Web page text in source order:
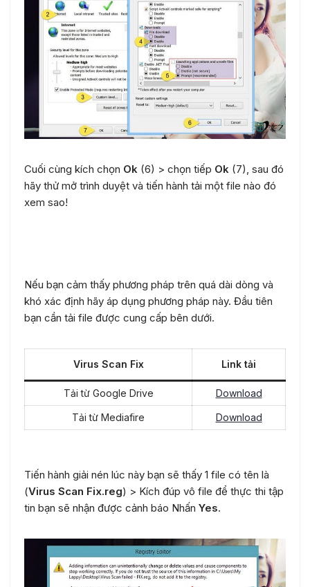
Cuối cùng kích chọn Ok (6) > chọn tiếp Ok (7), sau đó
hãy thử mở trình duyệt và tiến hành tải một file nào đó
xem sao!
Nếu bạn cảm thấy phương pháp trên quá dài dòng và
khó xác định hãy áp dụng phương pháp này. Đầu tiên
bạn cần tải file được cung cấp bên dưới.
Virus Scan Fix Link tải
Tải từ Google Drive Download
Tải từ Mediafire Download
Tiến hành giải nén lúc này bạn sẽ thấy 1 file có tên là
(Virus Scan Fix.reg) > Kích đúp vô file để thực thi tập
tin bạn sẽ nhận được cảnh báo Nhấn Yes.